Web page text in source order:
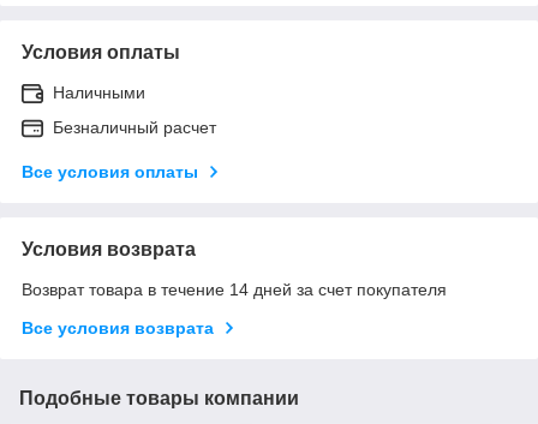
Условия оплаты
Наличными
Безналичный расчет
Все условия оплаты
Условия возврата
Возврат товара в течение 14 дней за счет покупателя
Все условия возврата
Подобные товары компании